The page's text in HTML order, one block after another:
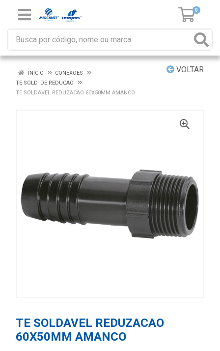
0
VOLTAR
INÍCIO
CONEXOES
TE SOLD. DE REDUCAO
TE SOLDAVEL REDUZACAO 60X50MM AMANCO
TE SOLDAVEL REDUZACAO
60X50MM AMANCO